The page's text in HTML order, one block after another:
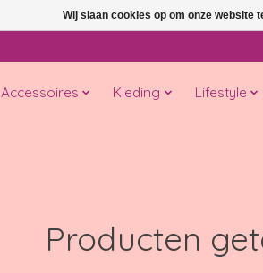
Accessoires Kleding Lifestyle
Producten
Wij slaan cookies op om onze website